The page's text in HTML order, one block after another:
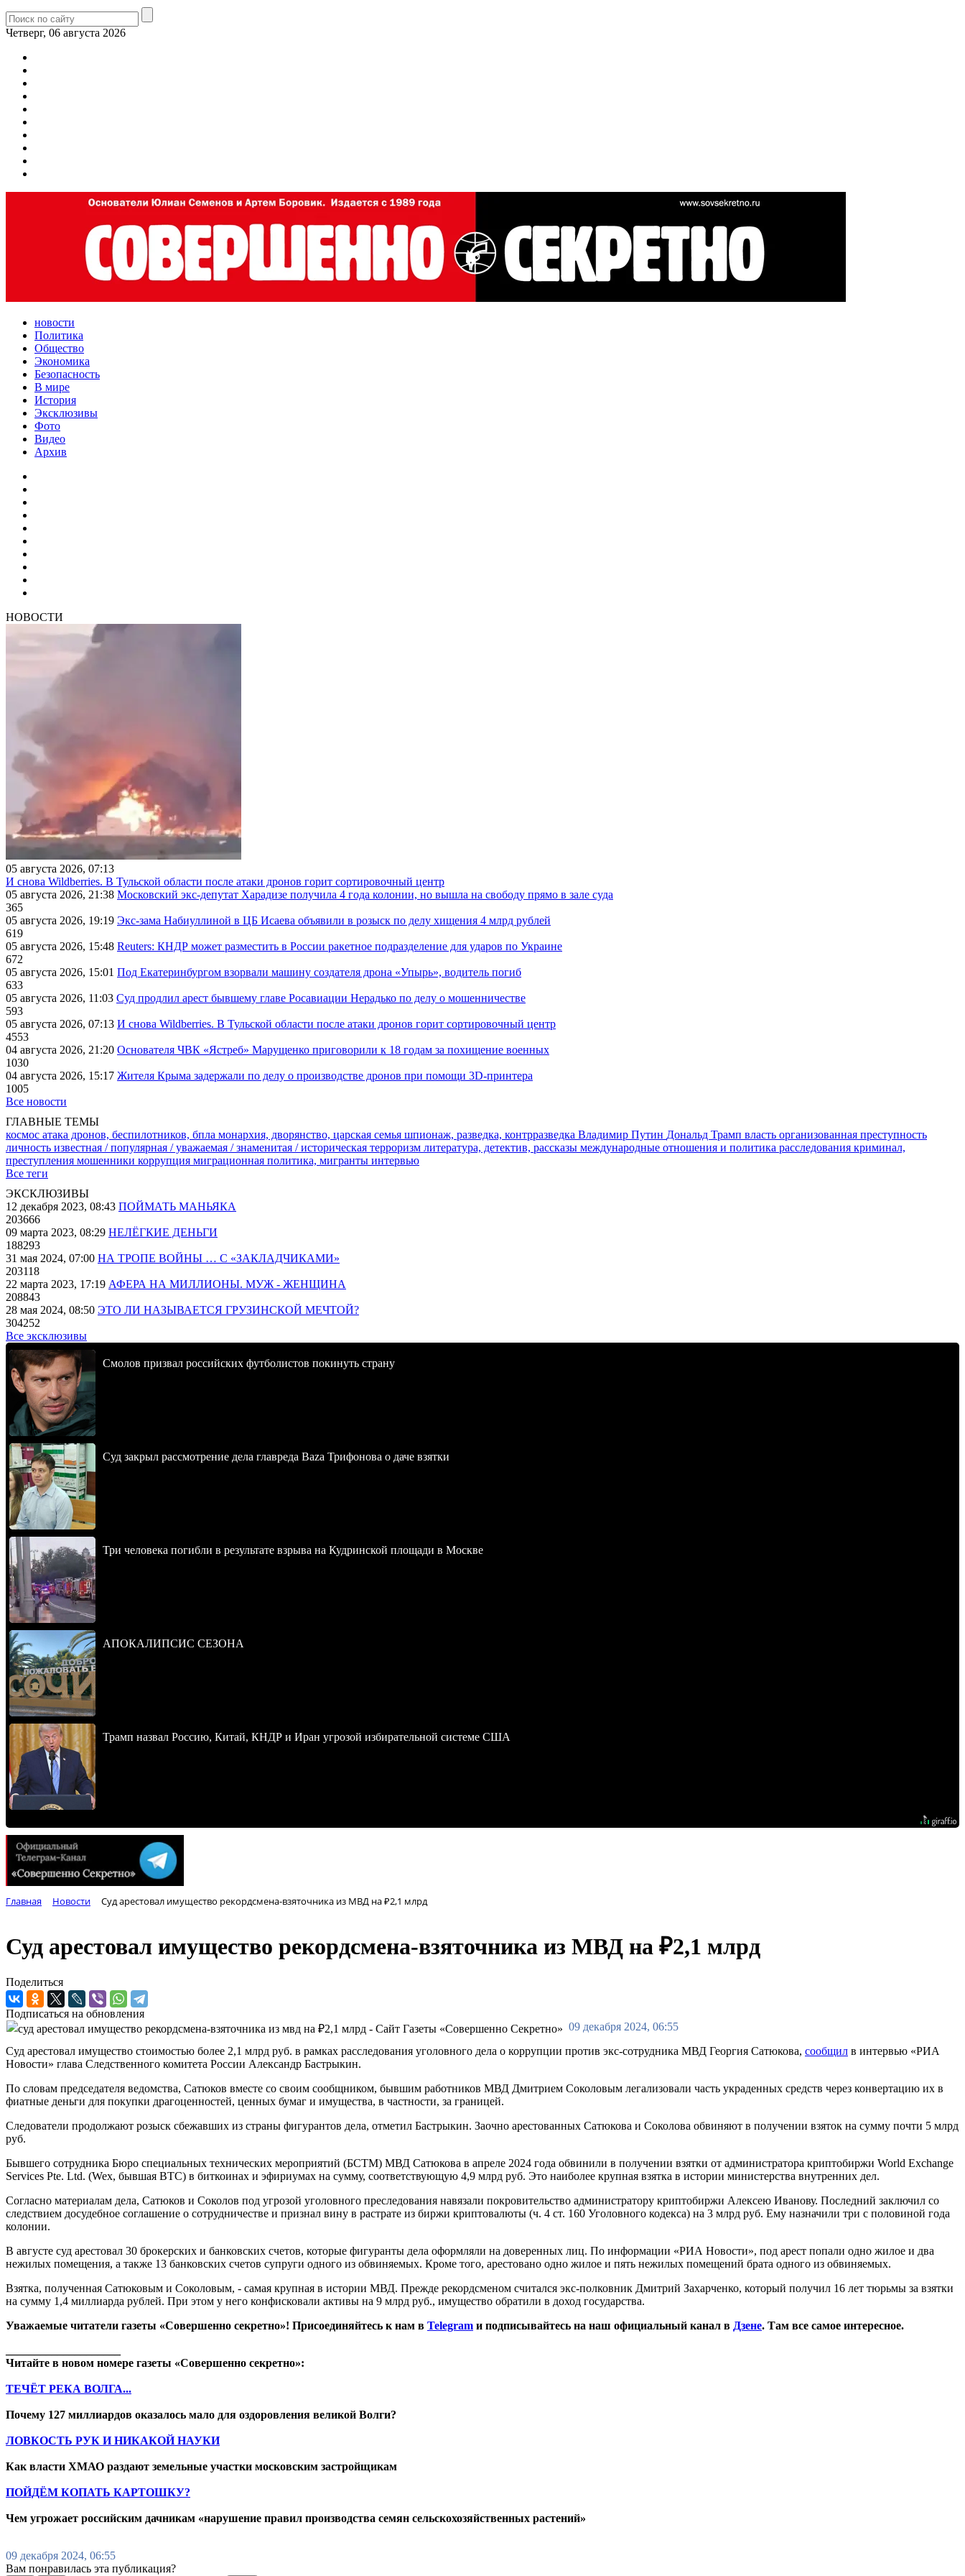
Четверг, 06 августа 2026
новости
Политика
Общество
Экономика
Безопасность
В мире
История
Эксклюзивы
Фото
Видео
Архив
НОВОСТИ
05 августа 2026, 07:13
И снова Wildberries. В Тульской области после атаки дронов горит сортировочный центр
05 августа 2026, 21:38 Московский экс-депутат Харадизе получила 4 года колонии, но вышла на свободу прямо в зале суда
365
05 августа 2026, 19:19 Экс-зама Набиуллиной в ЦБ Исаева объявили в розыск по делу хищения 4 млрд рублей
619
05 августа 2026, 15:48 Reuters: КНДР может разместить в России ракетное подразделение для ударов по Украине
672
05 августа 2026, 15:01 Под Екатеринбургом взорвали машину создателя дрона «Упырь», водитель погиб
633
05 августа 2026, 11:03 Суд продлил арест бывшему главе Росавиации Нерадько по делу о мошенничестве
593
05 августа 2026, 07:13 И снова Wildberries. В Тульской области после атаки дронов горит сортировочный центр
4553
04 августа 2026, 21:20 Основателя ЧВК «Ястреб» Марущенко приговорили к 18 годам за похищение военных
1030
04 августа 2026, 15:17 Жителя Крыма задержали по делу о производстве дронов при помощи 3D‑принтера
1005
Все новости
ГЛАВНЫЕ ТЕМЫ
космос атака дронов, беспилотников, бпла монархия, дворянство, царская семья шпионаж, разведка, контрразведка Владимир Путин Дональд Трамп власть организованная преступность
личность известная / популярная / уважаемая / знаменитая / историческая терроризм литература, детектив, рассказы международные отношения и политика расследования криминал,
преступления мошенники коррупция миграционная политика, мигранты интервью
Все теги
ЭКСКЛЮЗИВЫ
12 декабря 2023, 08:43 ПОЙМАТЬ МАНЬЯКА
203666
09 марта 2023, 08:29 НЕЛЁГКИЕ ДЕНЬГИ
188293
31 мая 2024, 07:00 НА ТРОПЕ ВОЙНЫ … С «ЗАКЛАДЧИКАМИ»
203118
22 марта 2023, 17:19 АФЕРА НА МИЛЛИОНЫ. МУЖ - ЖЕНЩИНА
208843
28 мая 2024, 08:50 ЭТО ЛИ НАЗЫВАЕТСЯ ГРУЗИНСКОЙ МЕЧТОЙ?
304252
Все эксклюзивы
Смолов призвал российских футболистов покинуть страну
Суд закрыл рассмотрение дела главреда Baza Трифонова о даче взятки
Три человека погибли в результате взрыва на Кудринской площади в Москве
АПОКАЛИПСИС СЕЗОНА
Трамп назвал Россию, Китай, КНДР и Иран угрозой избирательной системе США
Главная Новости Суд арестовал имущество рекордсмена-взяточника из МВД на ₽2,1 млрд
Суд арестовал имущество рекордсмена-взяточника из МВД на ₽2,1 млрд
Поделиться
Подписаться на обновления
09 декабря 2024, 06:55
Суд арестовал имущество стоимостью более 2,1 млрд руб. в рамках расследования уголовного дела о коррупции против экс-сотрудника МВД Георгия Сатюкова, сообщил в интервью «РИА
Новости» глава Следственного комитета России Александр Бастрыкин.
По словам председателя ведомства, Сатюков вместе со своим сообщником, бывшим работников МВД Дмитрием Соколовым легализовали часть украденных средств через конвертацию их в
фиатные деньги для покупки драгоценностей, ценных бумаг и имущества, в частности, за границей.
Следователи продолжают розыск сбежавших из страны фигурантов дела, отметил Бастрыкин. Заочно арестованных Сатюкова и Соколова обвиняют в получении взяток на сумму почти 5 млрд
руб.
Бывшего сотрудника Бюро специальных технических мероприятий (БСТМ) МВД Сатюкова в апреле 2024 года обвинили в получении взятки от администратора криптобиржи World Exchange
Services Pte. Ltd. (Wex, бывшая BTC) в биткоинах и эфириумах на сумму, соответствующую 4,9 млрд руб. Это наиболее крупная взятка в истории министерства внутренних дел.
Согласно материалам дела, Сатюков и Соколов под угрозой уголовного преследования навязали покровительство администратору криптобиржи Алексею Иванову. Последний заключил со
следствием досудебное соглашение о сотрудничестве и признал вину в растрате из биржи криптовалюты (ч. 4 ст. 160 Уголовного кодекса) на 3 млрд руб. Ему назначили три с половиной года
колонии.
В августе суд арестовал 30 брокерских и банковских счетов, которые фигуранты дела оформляли на доверенных лиц. По информации «РИА Новости», под арест попали одно жилое и два
нежилых помещения, а также 13 банковских счетов супруги одного из обвиняемых. Кроме того, арестовано одно жилое и пять нежилых помещений брата одного из обвиняемых.
Взятка, полученная Сатюковым и Соколовым, - самая крупная в истории МВД. Прежде рекордсменом считался экс-полковник Дмитрий Захарченко, который получил 16 лет тюрьмы за взятки
на сумму 1,4 миллиарда рублей. При этом у него конфисковали активы на 9 млрд руб., имущество обратили в доход государства.
Уважаемые читатели газеты «Совершенно секретно»! Присоединяйтесь к нам в Telegram и подписывайтесь на наш официальный канал в Дзене. Там все самое интересное.
Читайте в новом номере газеты «Совершенно секретно»:
ТЕЧЁТ РЕКА ВОЛГА...
Почему 127 миллиардов оказалось мало для оздоровления великой Волги?
ЛОВКОСТЬ РУК И НИКАКОЙ НАУКИ
Как власти ХМАО раздают земельные участки московским застройщикам
ПОЙДЁМ КОПАТЬ КАРТОШКУ?
Чем угрожает российским дачникам «нарушение правил производства семян сельскохозяйственных растений»
09 декабря 2024, 06:55
Вам понравилась эта публикация?